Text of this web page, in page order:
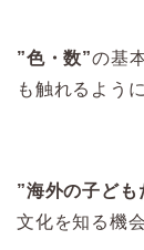
”色・数”の基
も触れるよう
”海外の子ども
文化を知る機